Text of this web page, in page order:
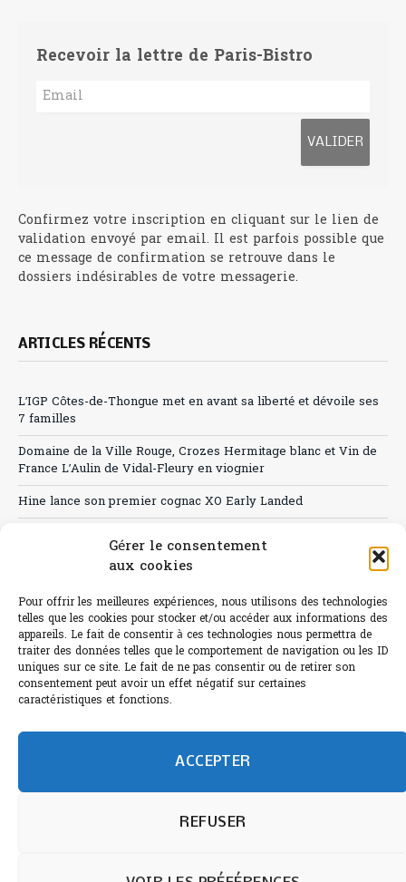
Gérer le consentement
aux cookies
Pour offrir les meilleures expériences, nous utilisons des technologies
telles que les cookies pour stocker et/ou accéder aux informations des
appareils. Le fait de consentir à ces technologies nous permettra de
traiter des données telles que le comportement de navigation ou les ID
uniques sur ce site. Le fait de ne pas consentir ou de retirer son
consentement peut avoir un effet négatif sur certaines
caractéristiques et fonctions.
ACCEPTER
REFUSER
Recevoir la lettre de Paris-Bistro
Confirmez votre inscription en cliquant sur le lien de
validation envoyé par email. Il est parfois possible que
ce message de confirmation se retrouve dans le
dossiers indésirables de votre messagerie.
ARTICLES RÉCENTS
L’IGP Côtes-de-Thongue met en avant sa liberté et dévoile ses
7 familles
Domaine de la Ville Rouge, Crozes Hermitage blanc et Vin de
France L’Aulin de Vidal-Fleury en viognier
Hine lance son premier cognac XO Early Landed
Sélection de rosés 2026
L'abus d'alcool est dangereux pour la santé.
©paris-bistro 2026 Paris-bistro.com est une publication 100%
mail: contact@paris-bistro.com